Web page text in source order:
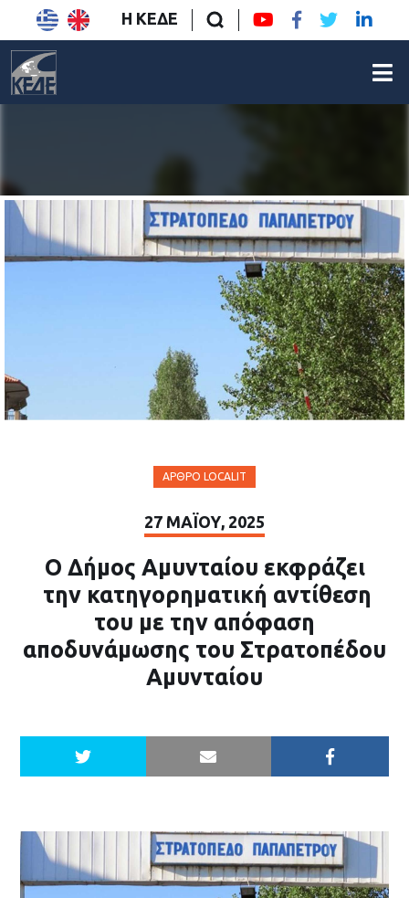
Η ΚΕΔΕ
ΆΡΘΡΟ LOCALIT
27 ΜΑΪ́ΟΥ, 2025
Ο Δήμος Αμυνταίου εκφράζει
την κατηγορηματική αντίθεση
του με την απόφαση
αποδυνάμωσης του Στρατοπέδου
Αμυνταίου